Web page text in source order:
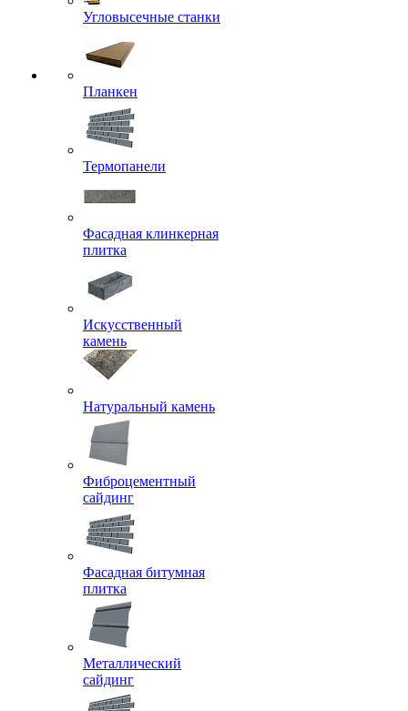
Угловысечные станки
Планкен
Термопанели
Фасадная клинкерная
плитка
Искусственный
камень
Натуральный камень
Фиброцементный
сайдинг
Фасадная битумная
плитка
Металлический
сайдинг